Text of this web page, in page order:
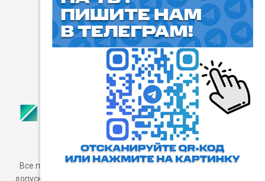
Пользовательское соглашение
Все права защищены. Любое использование материалов
допускается только с согласия редакции, а также с ссылкой